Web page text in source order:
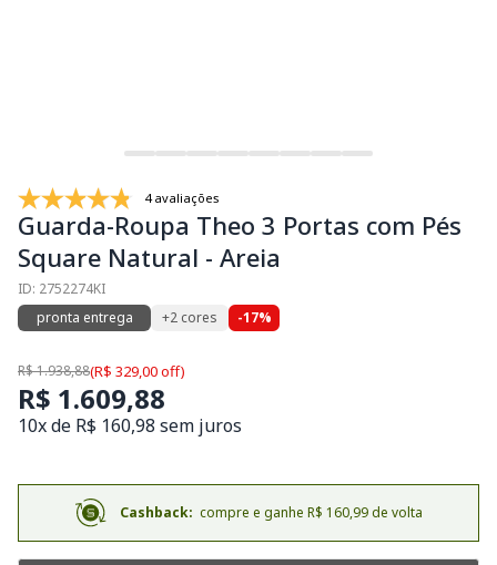
4 avaliações
Guarda-Roupa Theo 3 Portas com Pés
Square Natural - Areia
ID: 2752274KI
pronta entrega
+2 cores -17%
R$ 1.938,88(R$ 329,00 off)
R$ 1.609,88
10x de R$ 160,98 sem juros
Cashback: compre e ganhe R$ 160,99 de volta